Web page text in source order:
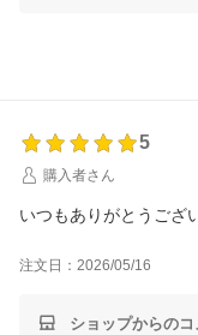
お客様に安心してお受
店長 吉田より5
購入者さん
いつもありがとうござ
注文日：2026/05/16
ショップからのコ